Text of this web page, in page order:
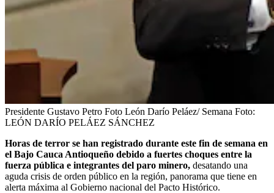
Presidente Gustavo Petro Foto León Darío Peláez/ Semana Foto:
LEÓN DARÍO PELÁEZ SÁNCHEZ
Horas de terror se han registrado durante este fin de semana en
el Bajo Cauca Antioqueño debido a fuertes choques entre la
fuerza pública e integrantes del paro minero, desatando una
aguda crisis de orden público en la región, panorama que tiene en
alerta máxima al Gobierno nacional del Pacto Histórico.